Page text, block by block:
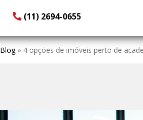
(11) 2694-0655
Blog» 4 opções de imóveis perto de